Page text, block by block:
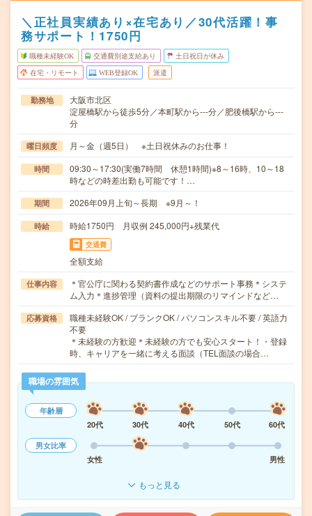
＼正社員実績あり×在宅あり／30代活躍！事
務サポート！1750円
職種未経験OK 交通費別途支給あり 土日祝日が休み
在宅・リモート WEB登録OK 派遣
勤務地
大阪市北区
淀屋橋駅から徒歩5分／本町駅から---分／肥後橋駅から---
分
曜日頻度 月～金（週5日） ※土日祝休みのお仕事！
時間
09:30～17:30(実働7時間 休憩1時間)※8～16時、10～18
時などの時差出勤も可能です！…
期間 2026年09月上旬～長期 ※9月～！
時給 時給1750円 月収例 245,000円+残業代
交通費
全額支給
仕事内容
＊官公庁に関わる契約書作成などのサポート事務＊システ
ム入力＊進捗管理（資料の提出期限のリマインドなど…
応募資格
職種未経験OK / ブランクOK / パソコンスキル不要 / 英語力
不要
＊未経験の方歓迎＊未経験の方でも安心スタート！・登録
時、キャリアを一緒に考える面談（TEL面談の場合…
職場の雰囲気
年齢層
20代
30代 40代 50代
60代
男女比率
女性
男性
もっと見る